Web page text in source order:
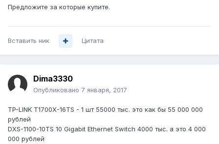
Предложите за которые купите.
Вставить ник Цитата
Dima3330
Опубликовано 7 января, 2017
TP-LINK T1700X-16TS - 1 шт 55000 тыс. это как бы 55 000 000
рублей
DXS-1100-10TS 10 Gigabit Ethernet Switch 4000 тыс. а это 4 000
000 рублей